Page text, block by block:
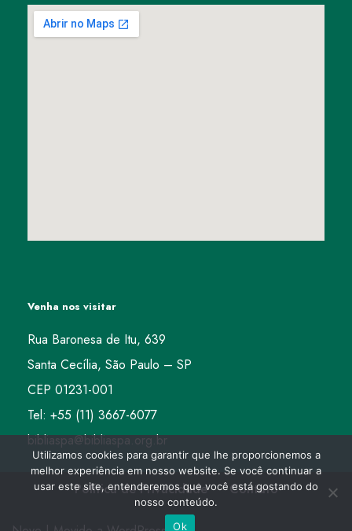
Venha nos visitar
Rua Baronesa de Itu, 639
Santa Cecília, São Paulo – SP
CEP 01231-001
Tel: +55 (11) 3667-6077
bibliaspa@bibliaspa.org.br
Política de Privacidade Contato
Utilizamos cookies para garantir que lhe proporcionemos a
melhor experiência em nosso website. Se você continuar a
usar este site, entenderemos que você está gostando do
nosso conteúdo.
Ok